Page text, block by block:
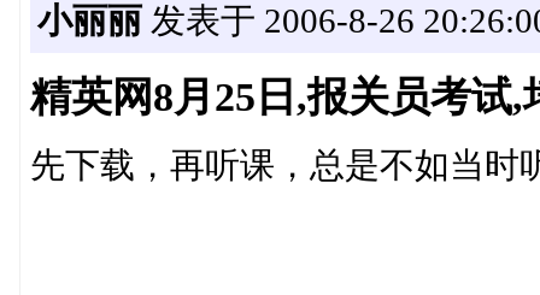
小丽丽发表于 2006-8-26
精英网8月25日,报关员考试
先下载，再听课，总是不如当时